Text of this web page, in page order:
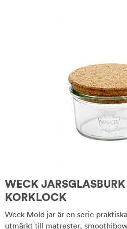
WECK
KORKLOCK
Weck Mold jar är en serie
utmärkt till matrester,